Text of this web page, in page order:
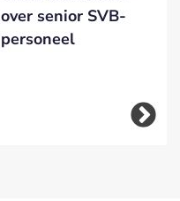
over senior SVB-
personeel